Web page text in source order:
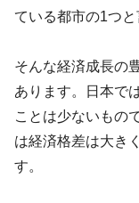
ている都市の1つと
そんな経済成長の
あります。日本で
ことは少ないもの
は経済格差は大き
す。